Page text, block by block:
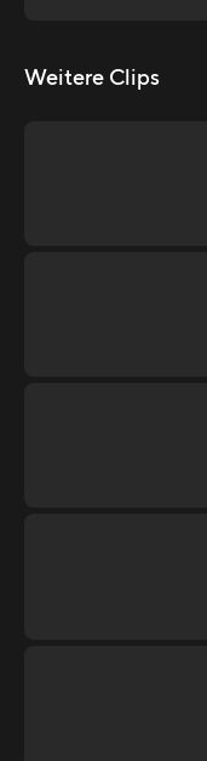
Weitere Clips